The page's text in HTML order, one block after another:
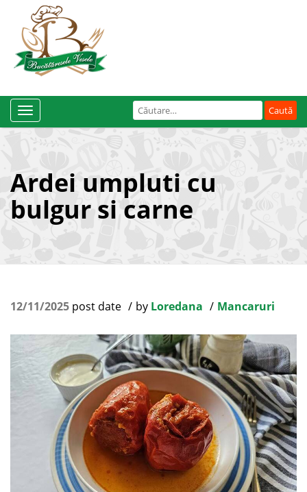
Caută
după:
Toggle
Navigation
Ardei umpluti cu
bulgur si carne
12/11/2025 post date by Loredana Mancaruri